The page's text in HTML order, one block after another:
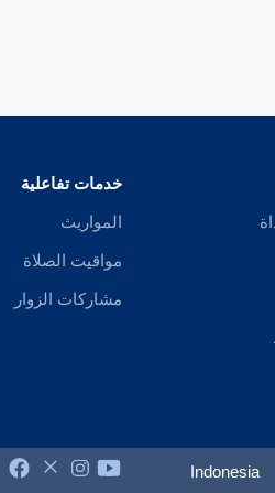
خدمات تفاعلية
المواريث
مواقيت الصلاة
مشاركات الزوار
Indonesia